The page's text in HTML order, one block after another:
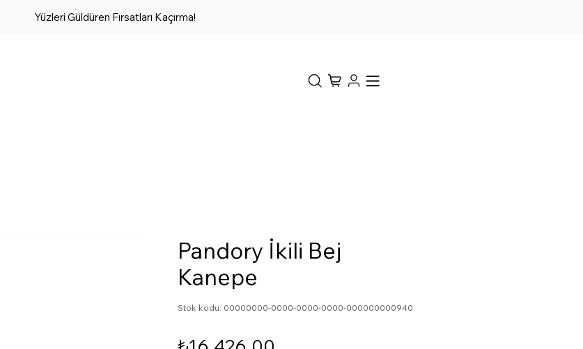
Yüzleri Güldüren Fırsatları Kaçırma!
Pandory İkili Bej
Kanepe
Stok kodu: 00000000-0000-0000-0000-000000000940